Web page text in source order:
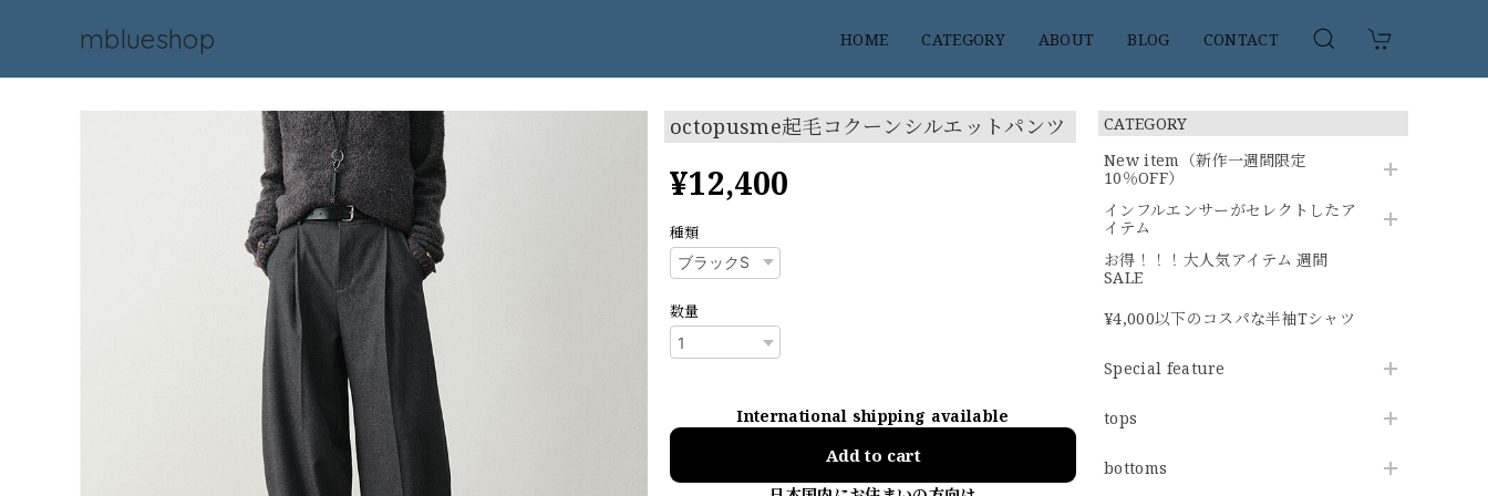
mblueshop HOME CATEGORY ABOUT BLOG CONTACT
CATEGORY
New item（新作一週間限定
10％OFF）
インフルエンサーがセレクトしたア
イテム
お得！！！大人気アイテム 週間
SALE
¥4,000以下のコスパな半袖Tシャツ
Special feature
tops
bottoms
octopusme起毛コクーンシルエットパンツ
¥12,400
種類
数量
International shipping available
Add to cart